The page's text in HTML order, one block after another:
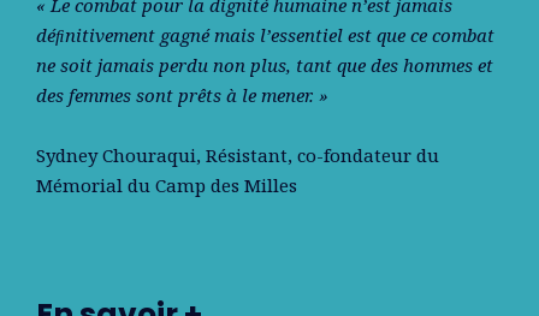
« Le combat pour la dignité humaine n’est jamais
déﬁnitivement gagné mais l’essentiel est que ce combat
ne soit jamais perdu non plus, tant que des hommes et
des femmes sont prêts à le mener. »
Sydney Chouraqui, Résistant, co-fondateur du
Mémorial du Camp des Milles